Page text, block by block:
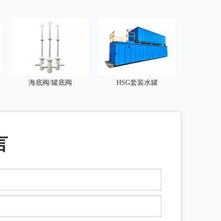
海底阀/罐底阀 HSG套装水罐